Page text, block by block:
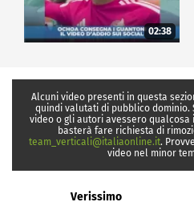
02:38
Alcuni video presenti in questa
quindi valutati di pubblico dominio.
video o gli autori avessero
basterà fare richiesta di
team_verticali@italiaonline.it.
video nel minor
Verissimo